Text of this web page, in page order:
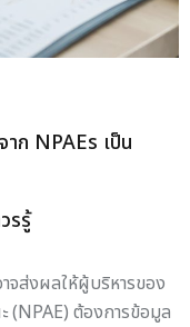
ก NPAEs เป็น
รรู้
จส่งผลให้ผู้บริหารของ
(NPAE) ต้องการข้อมูล